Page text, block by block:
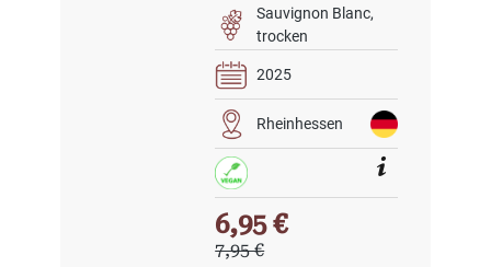
Sauvignon Blanc
trocken
2025
Rheinhessen
Verkaufspreis:
6,95 €
Regulärer Preis:
7,95 €